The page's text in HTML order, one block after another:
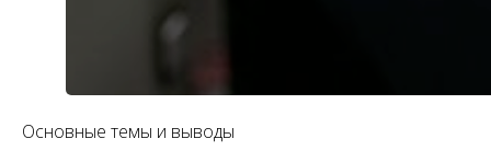
Основные темы и выводы